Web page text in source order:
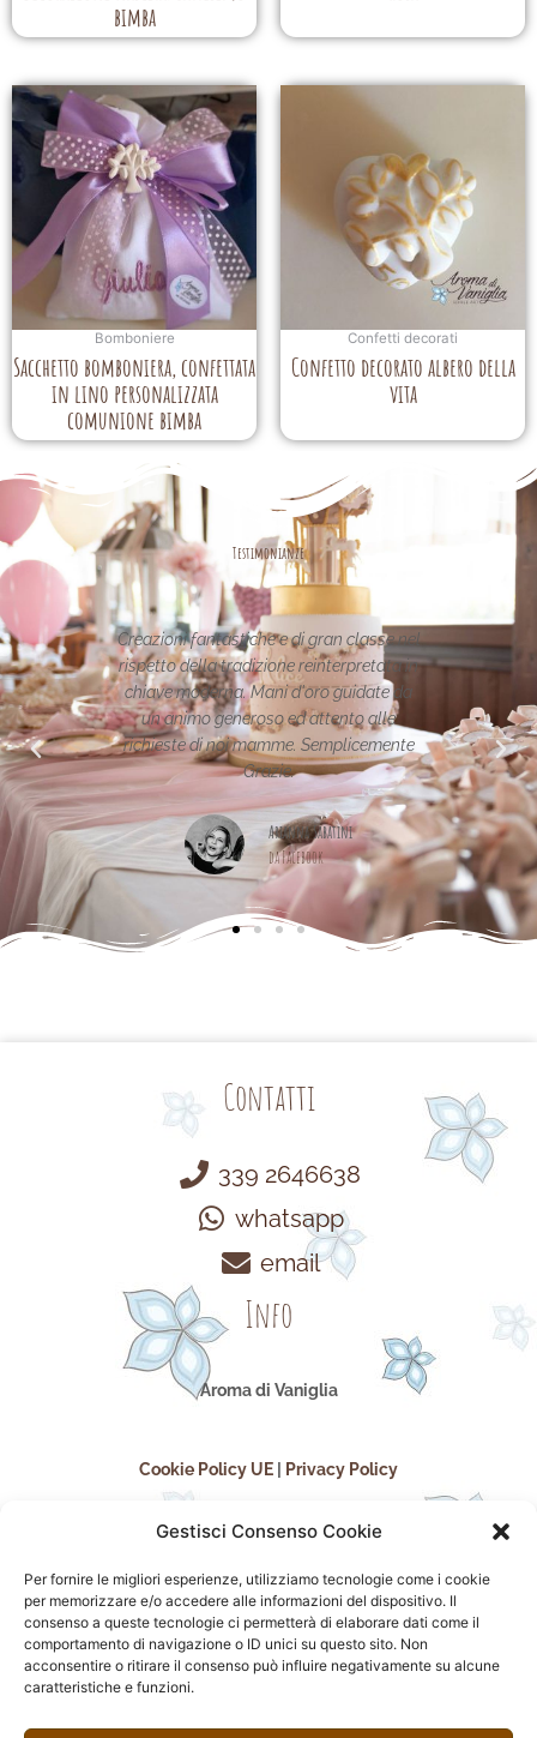
Gestisci Consenso Cookie
Per fornire le migliori esperienze, utilizziamo tecnologie come i cookie
per memorizzare e/o accedere alle informazioni del dispositivo. Il
consenso a queste tecnologie ci permetterà di elaborare dati come il
comportamento di navigazione o ID unici su questo sito. Non
acconsentire o ritirare il consenso può influire negativamente su alcune
caratteristiche e funzioni.
bimba
Bomboniere
Sacchetto bomboniera, confettata
in lino personalizzata
comunione bimba
Confetti decorati
Confetto decorato albero della
vita
Testimonianze
fantastiche e di gran classe nel
della tradizione reinterpretata in
moderna. Mani d'oro guidate da
generoso ed attento alle
di noi mamme. Semplicemente
Grazie.
Arianna Sabatini
Le creazioni sono
uniche..raffinate
per la vostra pagina,piena
Maria Teresa
da Facebook
Contatti
339 2646638
whatsapp
email
Info
Aroma di Vaniglia
Cookie Policy UE Privacy Policy
seguici sui social
F
I
P
F